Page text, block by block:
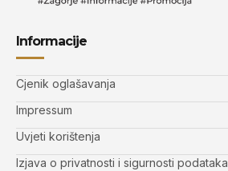
Informacije
Cjenik oglašavanja
Impressum
Uvjeti korištenja
Izjava o privatnosti i sigurnosti podataka